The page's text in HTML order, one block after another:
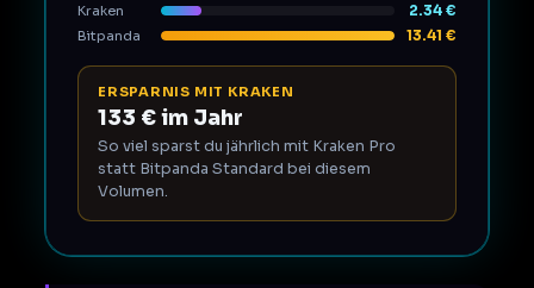
Kraken 2.34 €
Bitpanda 13.41 €
ERSPARNIS MIT KRAKEN
133 € im Jahr
So viel sparst du jährlich mit Kraken Pro
statt Bitpanda Standard bei diesem
Volumen.